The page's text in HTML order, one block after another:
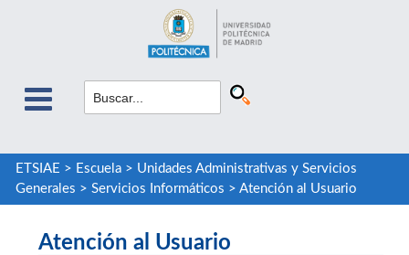
ETSIAE > Escuela> Unidades Administrativas y Servicios
Generales > Servicios Informáticos > Atención al Usuario
Atención al Usuario